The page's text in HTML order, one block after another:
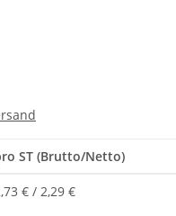
ST (Brutto/Netto)
€ / 2,29 €